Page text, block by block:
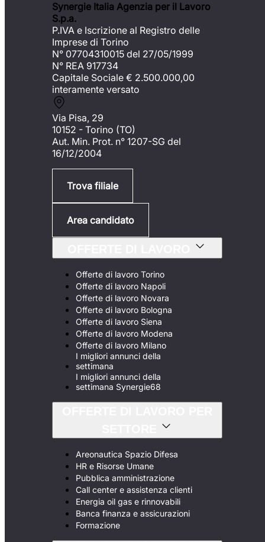
Synergie Italia Agenzia per il Lavoro
S.p.a.
P.IVA e Iscrizione al Registro delle
Imprese di Torino
N° 07704310015 del 27/05/1999
N° REA 917734
Capitale Sociale € 2.500.000,00
interamente versato
Via Pisa, 29
10152 - Torino (TO)
Aut. Min. Prot. n° 1207-SG del
16/12/2004
Trova filiale
Area candidato
Offerte di lavoro Torino
Offerte di lavoro Napoli
Offerte di lavoro Novara
Offerte di lavoro Bologna
Offerte di lavoro Siena
Offerte di lavoro Modena
Offerte di lavoro Milano
I migliori annunci della
settimana
I migliori annunci della
settimana Synergie68
Areonautica Spazio Difesa
HR e Risorse Umane
Pubblica amministrazione
Call center e assistenza clienti
Energia oil gas e rinnovabili
Banca finanza e assicurazioni
Formazione